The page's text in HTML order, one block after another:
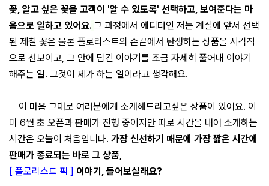
꽃, 알고 싶은 꽃을 고객이 '알 수 있도록' 선택하고, 보여준다는 마
음으로 일하고 있어요. 그 과정에서 에디터인 저는 계절에 앞서 선택
된 제철 꽃은 물론 플로리스트의 손끝에서 탄생하는 상품을 시각적
으로 선보이고, 그 안에 담긴 이야기를 조금 자세히 풀어내 이야기
해주는 일. 그것이 제가 하는 일이라고 생각해요.
이 마음 그대로 여러분에게 소개해드리고싶은 상품이 있어요. 이
미 6월 초 오픈과 판매가 진행 중이지만 따로 시간을 내어 소개하는
시간은 오늘이 처음입니다. 가장 신선하기 때문에 가장 짧은 시간에
판매가 종료되는 바로 그 상품,
[ 플로리스트 픽 ] 이야기, 들어보실래요?